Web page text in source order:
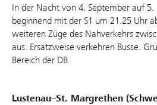
In der Nacht von 4. September auf
beginnend mit der S1 um 21.25 Uhr
weiteren Züge des Nahverkehrs
aus. Ersatzweise verkehren Busse.
Bereich der DB
Lustenau–St. Margrethen